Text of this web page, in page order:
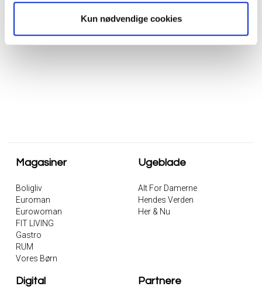
Kun nødvendige cookies
hjem, der både er stilfuldt, funktionelt og tidløst.
Magasiner
Boligliv
Euroman
Eurowoman
FIT LIVING
Gastro
RUM
Vores Børn
Ugeblade
Alt For Damerne
Hendes Verden
Her & Nu
Digital Partnere